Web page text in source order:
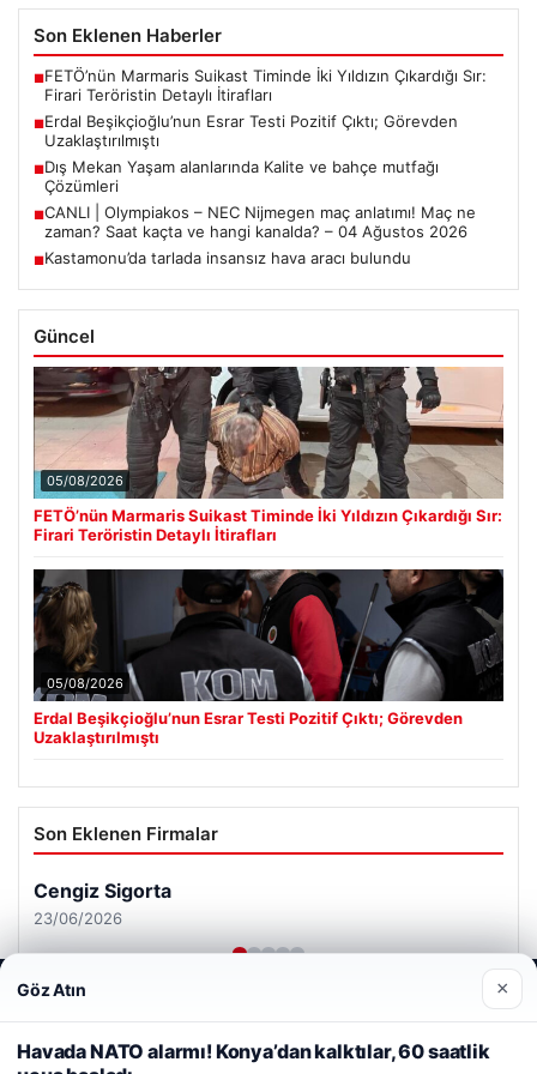
Son Eklenen Haberler
■FETÖ’nün Marmaris Suikast Timinde İki Yıldızın Çıkardığı Sır:
Firari Teröristin Detaylı İtirafları
■Erdal Beşikçioğlu’nun Esrar Testi Pozitif Çıktı; Görevden
Uzaklaştırılmıştı
■Dış Mekan Yaşam alanlarında Kalite ve bahçe mutfağı
Çözümleri
■CANLI | Olympiakos – NEC Nijmegen maç anlatımı! Maç ne
zaman? Saat kaçta ve hangi kanalda? – 04 Ağustos 2026
■Kastamonu’da tarlada insansız hava aracı bulundu
Güncel
05/08/2026
FETÖ’nün Marmaris Suikast Timinde İki Yıldızın Çıkardığı Sır:
Firari Teröristin Detaylı İtirafları
05/08/2026
Erdal Beşikçioğlu’nun Esrar Testi Pozitif Çıktı; Görevden
Uzaklaştırılmıştı
Son Eklenen Firmalar
Cengiz Sigorta
23/06/2026
Web sitemizi nasıl kullandığınızı daha iyi anlayabilmek,
deneyiminizi kişiselleştirmek ve geliştirmek amacıyla çerezler
kullanıyoruz.Çerez Politikamız
Göz Atın ×
Havada NATO alarmı! Konya’dan kalktılar, 60 saatlik